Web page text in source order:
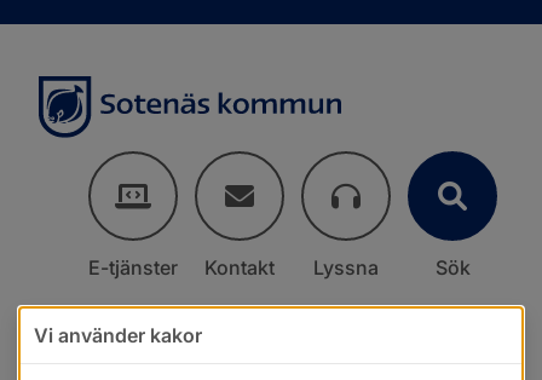
E-tjänster Kontakt Lyssna Sök
Vi använder kakor